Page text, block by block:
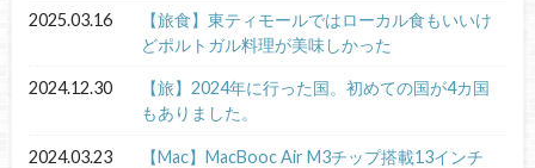
2025.03.16
【旅食】東ティモールではローカル食もいいけ
どポルトガル料理が美味しかった
2024.12.30
【旅】2024年に行った国。初めての国が4カ国
もありました。
2024.03.23
【Mac】MacBooc Air M3チップ搭載13インチ